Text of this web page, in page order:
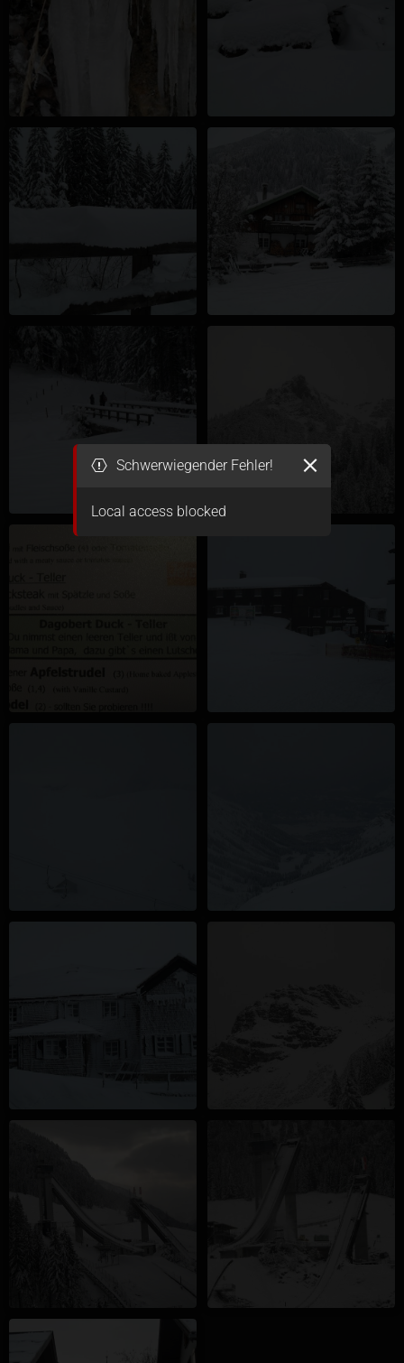
Schwerwiegender Fehler!
Local access blocked